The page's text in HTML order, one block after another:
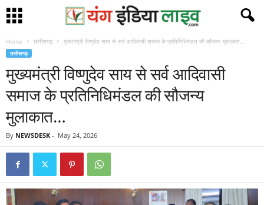
Home छत्तीसगढ़ मुख्यमंत्री विष्णुदेव साय से सर्व आदिवासी समाज के प्रतिनिधिमंडल की सौजन्य मुलाकात…
छत्तीसगढ़
मुख्यमंत्री विष्णुदेव साय से सर्व आदिवासी
समाज के प्रतिनिधिमंडल की सौजन्य
मुलाकात…
By NEWSDESK - May 24, 2026